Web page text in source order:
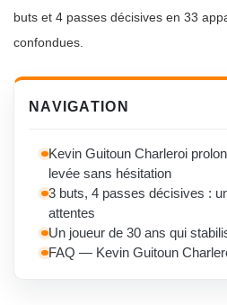
buts et 4 passes décisives en 33
confondues.
NAVIGATION
Kevin Guitoun Charleroi
levée sans hésitation
3 buts, 4 passes décisives :
attentes
Un joueur de 30 ans qui
FAQ — Kevin Guitoun